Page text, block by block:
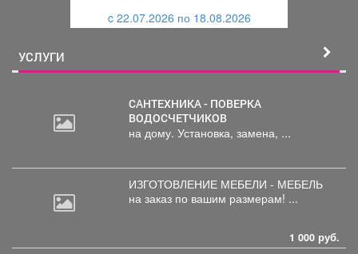
c 22.07.2026 по 18.08.2026
УСЛУГИ
САНТЕХНИКА - ПОВЕРКА
ВОДОСЧЕТЧИКОВ
на дому. Установка, замена, ...
ИЗГОТОВЛЕНИЕ МЕБЕЛИ - МЕБЕЛЬ
на заказ по вашим размерам! ...
1 000 руб.